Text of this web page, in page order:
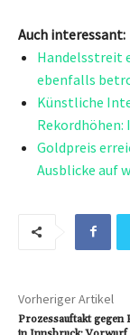
Auch interessant:
Handelsstreit
ebenfalls
Künstliche
Rekordhöhen:
Goldpreis
Ausblicke auf
Vorheriger Artikel
Prozessauftakt gegen